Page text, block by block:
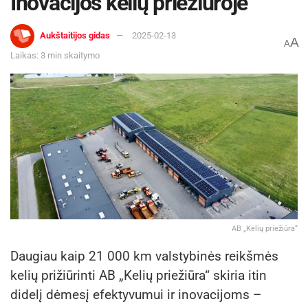
Aukštaitijos gidas
2025-02-13
Laikas: 3 min skaitymo
AA
AB „Kelių priežiūra“
Daugiau kaip 21 000 km valstybinės reikšmės
kelių prižiūrinti AB „Kelių priežiūra“ skiria itin
didelį dėmesį efektyvumui ir inovacijoms –